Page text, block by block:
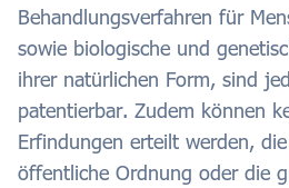
Behandlungsverfahren für
sowie biologische und
ihrer natürlichen Form, sind
patentierbar. Zudem können
Erfindungen erteilt werden,
öffentliche Ordnung oder die